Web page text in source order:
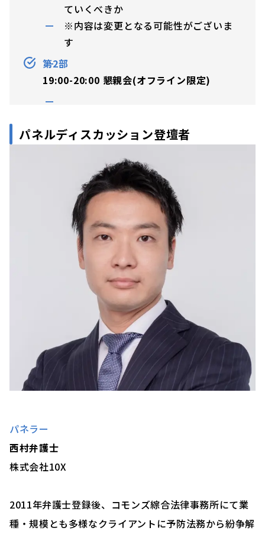
ていくべきか
※内容は変更となる可能性がございま
す
第2部
19:00-20:00 懇親会(オフライン限定)
パネルディスカッション登壇者
パネラー
西村弁護士
株式会社10X
2011年弁護士登録後、コモンズ綜合法律事務所にて業
種・規模とも多様なクライアントに予防法務から紛争解